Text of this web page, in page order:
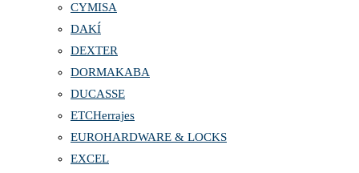
CYMISA
DAKÍ
DEXTER
DORMAKABA
DUCASSE
ETCHerrajes
EUROHARDWARE & LOCKS
EXCEL